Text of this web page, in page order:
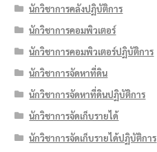
นักวิชาการคลังปฏิบัติการ
นักวิชาการคอมพิวเตอร์
นักวิชาการคอมพิวเตอร์ปฏิบัติการ
นักวิชาการจัดหาที่ดิน
นักวิชาการจัดหาที่ดินปฏิบัติการ
นักวิชาการจัดเก็บรายได้
นักวิชาการจัดเก็บรายได้ปฏิบัติการ